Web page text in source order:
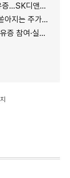
주를 설득했나?
방지 세제개편안
기대에 16% 강세